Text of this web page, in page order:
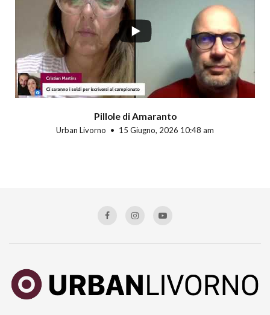
Pillole di Amaranto
Urban Livorno 15 Giugno, 2026 10:48 am